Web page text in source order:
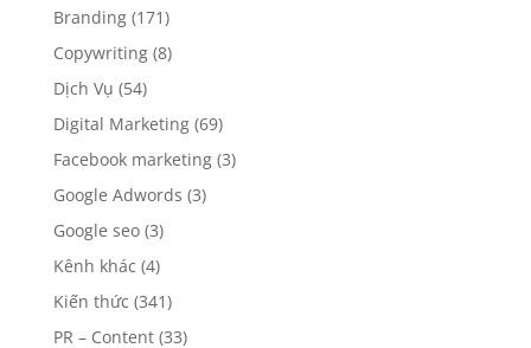
Báo giá truyền hình
Báo giá VOV Giao thông
Biển nội đô(12)
Biển quốc lộ(1)
Biển sân bay(64)
Branding(171)
Copywriting(8)
Dịch Vụ(54)
Digital Marketing
Facebook marketing